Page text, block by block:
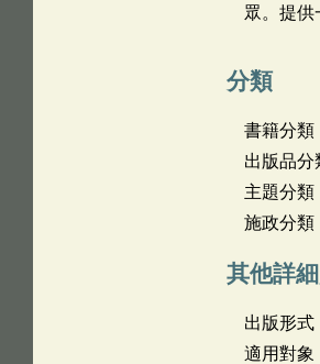
眾。提供
分類
書籍分類
出版品分
主題分類
施政分類
其他詳
出版形式
適用對象